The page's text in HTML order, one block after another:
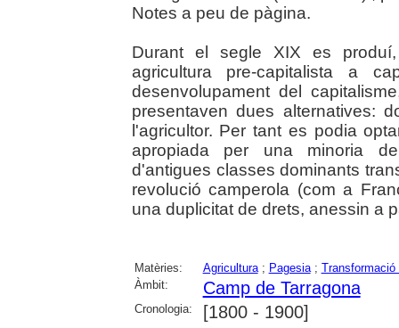
Notes a peu de pàgina.
Durant el segle XIX es
agricultura pre-capitalista a
desenvolupament del
presentaven dues alternatives:
l'agricultor. Per tant es podia
apropiada per una minoria
d'antigues classes dominants
revolució camperola (com a
una duplicitat de drets, anessin a
Matèries: Agricultura; Pagesia; Transformació
Àmbit:
Camp de Tarragona
Cronologia: [1800 - 1900]